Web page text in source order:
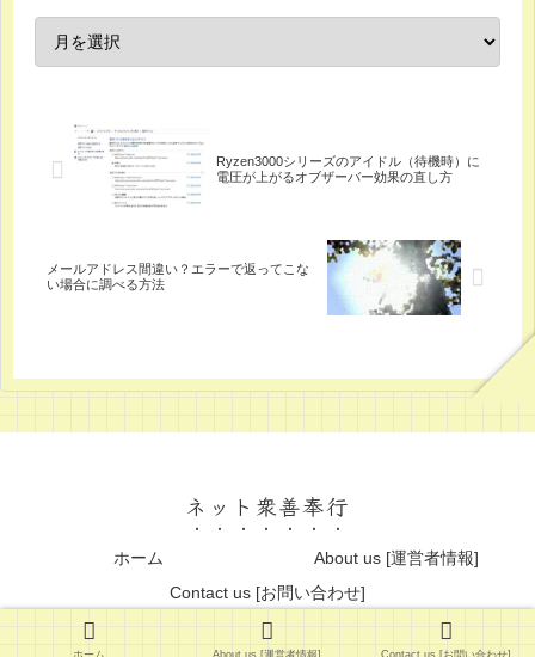
Ryzen3000シリーズのアイドル（待機時）に
電圧が上がるオブザーバー効果の直し方
メールアドレス間違い？エラーで返ってこな
い場合に調べる方法
ネット衆善奉行
ホーム
About us [運営者情報]
Contact us [お問い合わせ]
© 2013 ネット衆善奉行.
ホーム About us [運営者情報] Contact us [お問い合わせ]